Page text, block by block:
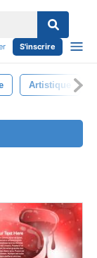
S'inscrire
Artistique